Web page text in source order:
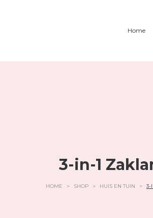
Home
3-in-1
HOME > SHOP > HUIS EN TUIN > 3-